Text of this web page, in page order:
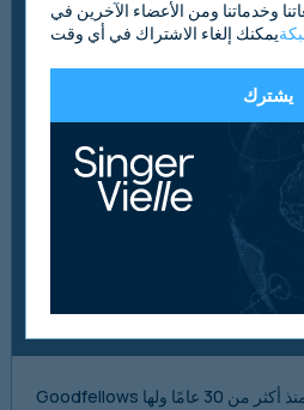
نهاية العام
31 ديسمبر
ربح
Goodfellows هي وكالة عقارية تأسست منذ أكثر من 30 عامًا ولها
وخدماتنا ومن الأعضاء الآخرين في
يشترك